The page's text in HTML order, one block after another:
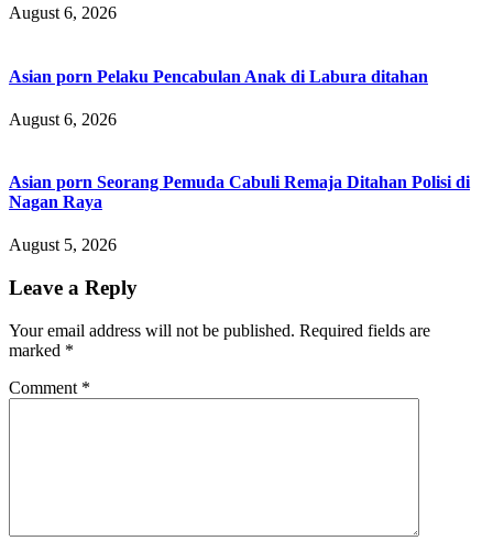
August 6, 2026
Asian porn Pelaku Pencabulan Anak di Labura ditahan
August 6, 2026
Asian porn Seorang Pemuda Cabuli Remaja Ditahan Polisi di
Nagan Raya
August 5, 2026
Leave a Reply
Your email address will not be published. Required fields are
marked *
Comment *